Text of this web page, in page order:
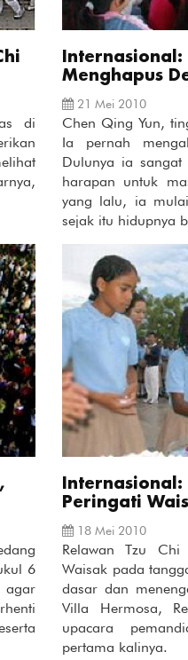
di
Internasional:
Menghapus
21 Mei 2010
Chen Qing Yun,
Ia pernah
Dulunya ia
harapan untuk
yang lalu, ia
sejak itu hidupnya
6
agar
Internasional:
Peringati
18 Mei 2010
Relawan Tzu Chi
Waisak pada
dasar dan
Villa Hermosa,
upacara
pertama kalinya.